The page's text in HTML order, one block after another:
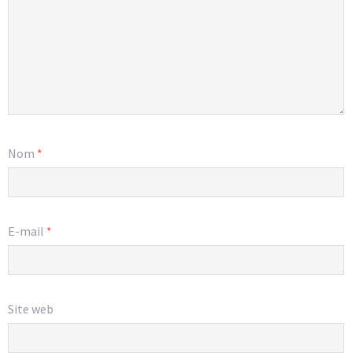
Nom *
E-mail *
Site web